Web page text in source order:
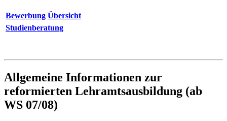
Bewerbung Übersicht
Studienberatung
Allgemeine Informationen zur
reformierten Lehramtsausbildung (ab
WS 07/08)